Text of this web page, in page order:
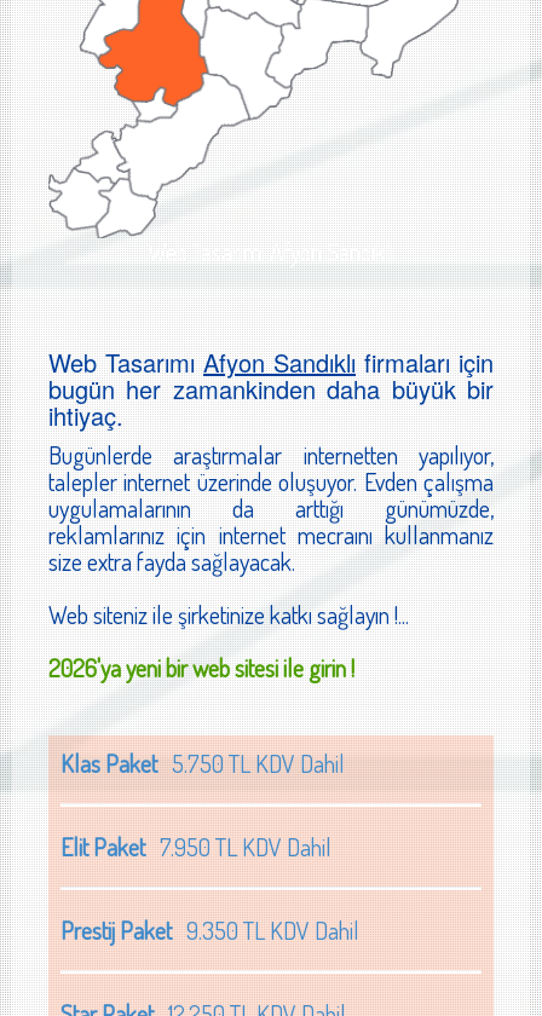
Web Tasarımı Afyon Sandıklı
Web TasarımıAfyon Sandıklıfirmaları için
bugün her zamankinden daha büyük bir
ihtiyaç.
Bugünlerde araştırmalar internetten yapılıyor,
talepler internet üzerinde oluşuyor. Evden çalışma
uygulamalarının da arttığı günümüzde,
reklamlarınız için internet mecraını kullanmanız
size extra fayda sağlayacak.
Web siteniz ile şirketinize katkı sağlayın !...
2026'ya yeni bir web sitesi ile girin !
Klas Paket5.750 TL KDV Dahil
Elit Paket7.950 TL KDV Dahil
Prestij Paket9.350 TL KDV Dahil